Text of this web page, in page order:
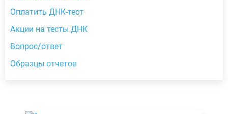
Оплатить ДНК-тест
Акции на тесты ДНК
Вопрос/ответ
Образцы отчетов